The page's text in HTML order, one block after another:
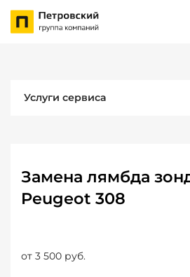
Услуги сервиса
Замена лямбда
Peugeot 308
от 3 500 руб.